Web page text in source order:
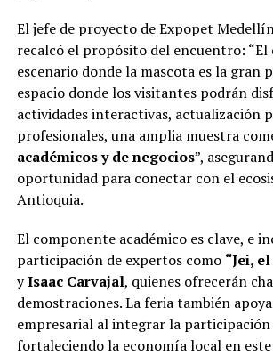
El jefe de proyecto de Expopet
recalcó el propósito del encuentro: “El
escenario donde la mascota es la gran
espacio donde los visitantes podrán
actividades interactivas, actualización
profesionales, una amplia muestra
académicos y de negocios”,
oportunidad para conectar con el
Antioquia.
El componente académico es clave, e
participación de expertos como “Jei,
yIsaac Carvajal, quienes ofrecerán
demostraciones. La feria también
empresarial al integrar la participación
fortaleciendo la economía local en